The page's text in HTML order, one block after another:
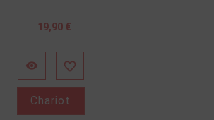
Prix
19,90 €
 
Chariot